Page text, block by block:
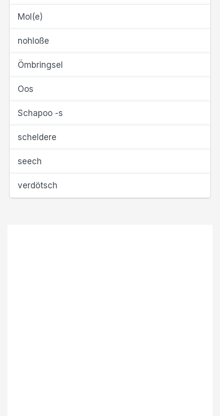
Mol(e)
nohloße
Ömbringsel
Oos
Schapoo -s
scheldere
seech
verdötsch